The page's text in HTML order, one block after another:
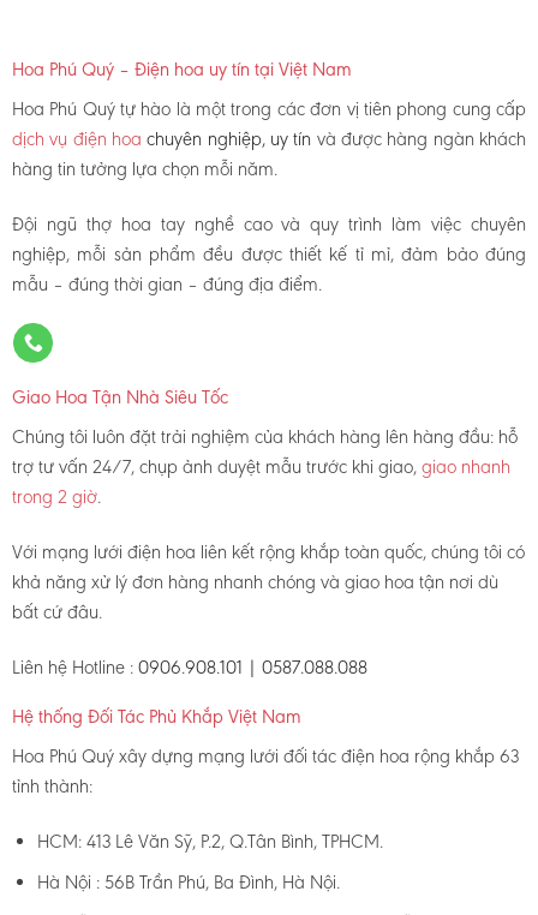
Hoa Phú Quý – Điện hoa uy tín tại Việt Nam
Hoa Phú Quý tự hào là một trong các đơn vị tiên phong cung cấp
dịch vụ điện hoachuyên nghiệp, uy tín và được hàng ngàn khách
hàng tin tưởng lựa chọn mỗi năm.
Đội ngũ thợ hoa tay nghề cao và quy trình làm việc chuyên
nghiệp, mỗi sản phẩm đều được thiết kế tỉ mỉ, đảm bảo đúng
mẫu – đúng thời gian – đúng địa điểm.
Giao Hoa Tận Nhà Siêu Tốc
Chúng tôi luôn đặt trải nghiệm của khách hàng lên hàng đầu: hỗ
trợ tư vấn 24/7, chụp ảnh duyệt mẫu trước khi giao,giao nhanh
trong 2 giờ.
Với mạng lưới điện hoa liên kết rộng khắp toàn quốc, chúng tôi có
khả năng xử lý đơn hàng nhanh chóng và giao hoa tận nơi dù
bất cứ đâu.
Liên hệ Hotline : 0906.908.101 | 0587.088.088
Hệ thống Đối Tác Phủ Khắp Việt Nam
Hoa Phú Quý xây dựng mạng lưới đối tác điện hoa rộng khắp 63
tỉnh thành:
HCM: 413 Lê Văn Sỹ, P.2, Q.Tân Bình, TPHCM.
Hà Nội : 56B Trần Phú, Ba Đình, Hà Nội.